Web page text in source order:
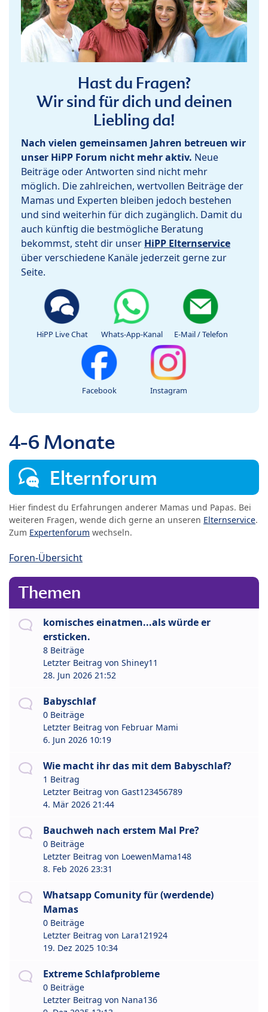
Hast du Fragen?
Wir sind für dich und deinen
Liebling da!
Nach vielen gemeinsamen Jahren betreuen wir
unser HiPP Forum nicht mehr aktiv. Neue
Beiträge oder Antworten sind nicht mehr
möglich. Die zahlreichen, wertvollen Beiträge der
Mamas und Experten bleiben jedoch bestehen
und sind weiterhin für dich zugänglich. Damit du
auch künftig die bestmögliche Beratung
bekommst, steht dir unser HiPP Elternservice
über verschiedene Kanäle jederzeit gerne zur
Seite.
HiPP Live Chat Whats-App-Kanal E-Mail / Telefon
Facebook Instagram
4-6 Monate
Elternforum
Hier findest du Erfahrungen anderer Mamas und Papas. Bei
weiteren Fragen, wende dich gerne an unseren Elternservice.
Zum Expertenforum wechseln.
Foren-Übersicht
Themen
komisches einatmen...als würde er
ersticken.
8 Beiträge
Letzter Beitrag von Shiney11
28. Jun 2026 21:52
Babyschlaf
0 Beiträge
Letzter Beitrag von Februar Mami
6. Jun 2026 10:19
Wie macht ihr das mit dem Babyschlaf?
1 Beitrag
Letzter Beitrag von Gast123456789
4. Mär 2026 21:44
Bauchweh nach erstem Mal Pre?
0 Beiträge
Letzter Beitrag von LoewenMama148
8. Feb 2026 23:31
Whatsapp Comunity für (werdende)
Mamas
0 Beiträge
Letzter Beitrag von Lara121924
19. Dez 2025 10:34
Extreme Schlafprobleme
0 Beiträge
Letzter Beitrag von Nana136